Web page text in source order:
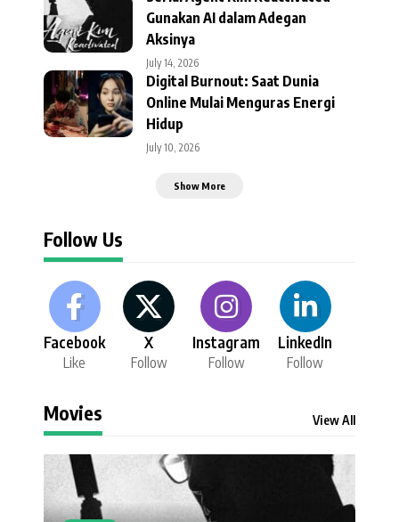
Gunakan AI dalam Adegan
Aksinya
July 14, 2026
Digital Burnout: Saat Dunia
Online Mulai Menguras Energi
Hidup
July 10, 2026
Show More
Follow Us
Facebook
Like
X
Follow
Instagram
Follow
LinkedIn
Follow
Movies View All